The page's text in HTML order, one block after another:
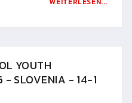
YOUTH
- SLOVENIA - 14-1